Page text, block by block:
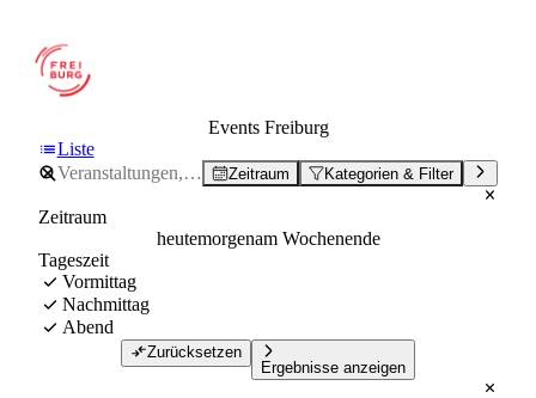
Events Freiburg
Liste
Zeitraum Kategorien & Filter
Zeitraum
heutemorgenam Wochenende
Tageszeit
Vormittag
Nachmittag
Abend
Zurücksetzen
Ergebnisse anzeigen